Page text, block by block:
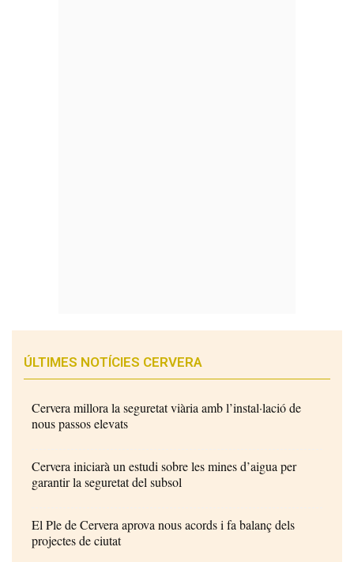
ÚLTIMES NOTÍCIES CERVERA
Cervera millora la seguretat viària amb l’instal·lació de
nous passos elevats
Cervera iniciarà un estudi sobre les mines d’aigua per
garantir la seguretat del subsol
El Ple de Cervera aprova nous acords i fa balanç dels
projectes de ciutat